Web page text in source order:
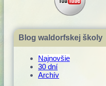
Blog waldorfskej školy
Najnovšie
30 dní
Archív